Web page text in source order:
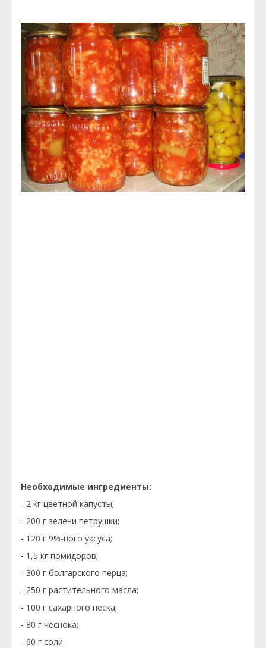
Необходимые ингредиенты:
- 2 кг цветной капусты;
- 200 г зелени петрушки;
- 120 г 9%-ного уксуса;
- 1,5 кг помидоров;
- 300 г болгарского перца;
- 250 г растительного масла;
- 100 г сахарного песка;
- 80 г чеснока;
- 60 г соли.